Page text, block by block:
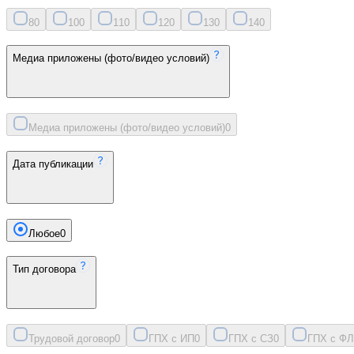
80 100 11 0 120 130 140
Медиа приложены (фото/видео условий)
Медиа приложены (фото/видео условий)0
Дата публикации
Любое0
Тип договора
Трудовой договор0 ГПХ с ИП0 ГПХ с СЗ0 ГПХ с ФЛ